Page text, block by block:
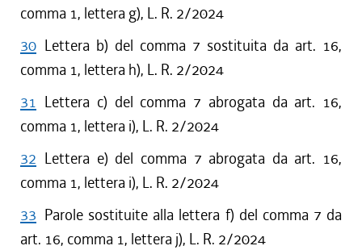
comma 1, lettera g), L. R. 2/2024
30 Lettera b) del comma 7 sostituita da art. 16,
comma 1, lettera h), L. R. 2/2024
31 Lettera c) del comma 7 abrogata da art. 16,
comma 1, lettera i), L. R. 2/2024
32 Lettera e) del comma 7 abrogata da art. 16,
comma 1, lettera i), L. R. 2/2024
33 Parole sostituite alla lettera f) del comma 7 da
art. 16, comma 1, lettera j), L. R. 2/2024